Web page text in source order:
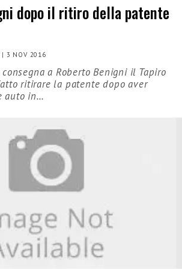
dopo il ritiro della patente
| 3 NOV 2016
a Roberto Benigni il Tapiro
ritirare la patente dopo aver
auto in…